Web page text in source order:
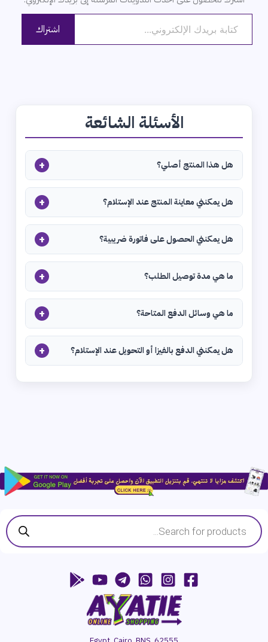
كتابة بريدك الإلكتروني...
اشتراك
الأسئلة الشائعة
هل هذا المنتج أصلي؟ +
هل يمكنني معاينة المنتج عند الإستلام؟ +
هل يمكنني الحصول على فاتورة ضريبية؟ +
ما هي مدة توصيل الطلب؟ +
ما هي وسائل الدفع المتاحة؟ +
هل يمكنني الدفع بالفيزا أو التحويل عند الإستلام؟ +
Products
search